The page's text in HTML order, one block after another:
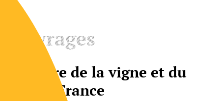
Ouvrages
Histoire de la vigne et du
vin en France